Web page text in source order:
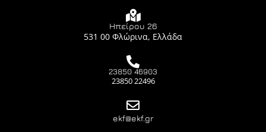
Ηπείρου 26
531 00 Φλώρινα, Ελλάδα
23850 46903
23850 22496
ekf@ekf.gr